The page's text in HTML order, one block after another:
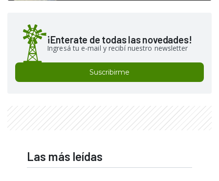
¡Enterate de todas las novedades!
Ingresá tu e-mail y recibí nuestro newsletter
Suscribirme
Las más leídas